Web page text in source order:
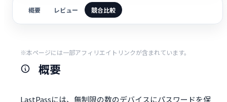
概要 レビュー 競合比較
※本ページには一部アフィリエイトリンクが含まれています。
概要
LastPassには、無制限の数のデバイスにパスワードを保